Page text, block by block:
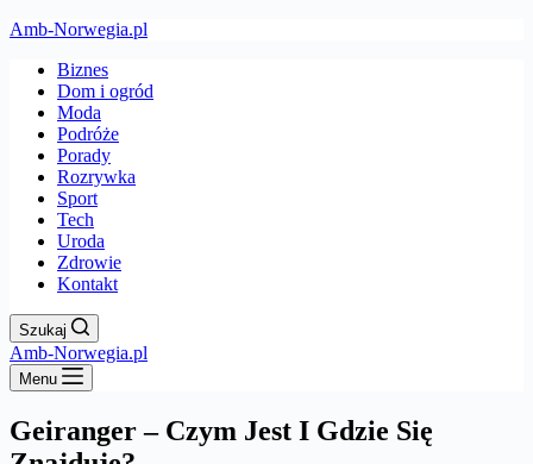
Amb-Norwegia.pl
Biznes
Dom i ogród
Moda
Podróże
Porady
Rozrywka
Sport
Tech
Uroda
Zdrowie
Kontakt
Szukaj
Amb-Norwegia.pl
Menu
Geiranger – Czym Jest I Gdzie Się